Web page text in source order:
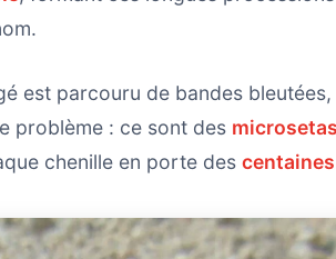
est parcouru de bandes bleutées,
problème : ce sont des microsetas
chenille en porte des